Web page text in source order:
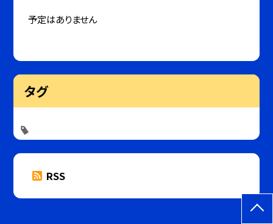
予定はありません
タグ
RSS